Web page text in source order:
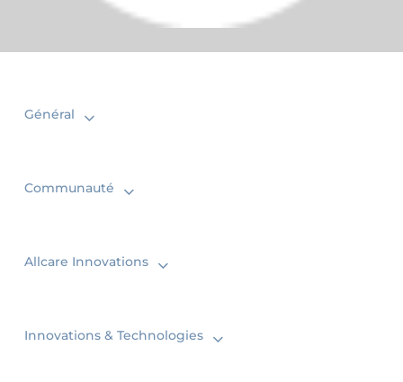
Général
Communauté
Allcare Innovations
Innovations & Technologies